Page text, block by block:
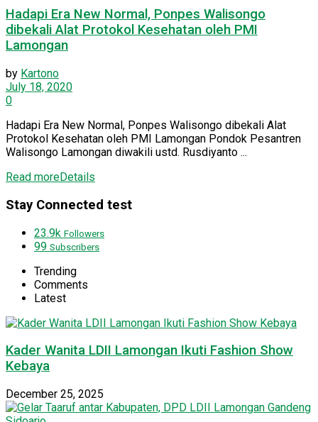
Hadapi Era New Normal, Ponpes Walisongo
dibekali Alat Protokol Kesehatan oleh PMI
Lamongan
by Kartono
July 18, 2020
0
Hadapi Era New Normal, Ponpes Walisongo dibekali Alat
Protokol Kesehatan oleh PMI Lamongan Pondok Pesantren
Walisongo Lamongan diwakili ustd. Rusdiyanto ...
Read moreDetails
Stay Connected test
23.9k Followers
99 Subscribers
Trending
Comments
Latest
Kader Wanita LDII Lamongan Ikuti Fashion Show
Kebaya
December 25, 2025